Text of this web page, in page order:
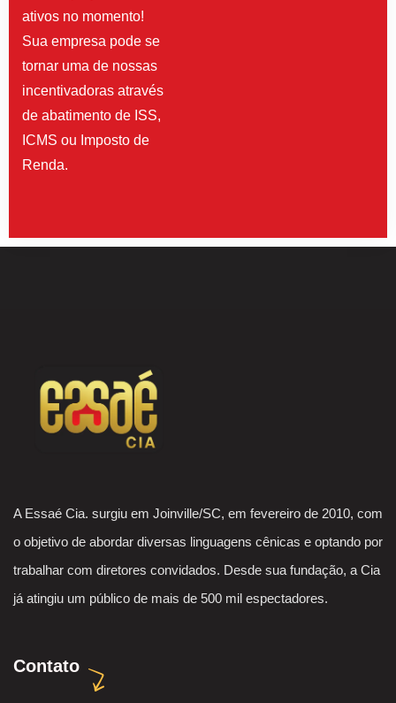
ativos no momento!
Sua empresa pode se
tornar uma de nossas
incentivadoras através
de abatimento de ISS,
ICMS ou Imposto de
Renda.
A Essaé Cia. surgiu em Joinville/SC, em fevereiro de 2010, com
o objetivo de abordar diversas linguagens cênicas e optando por
trabalhar com diretores convidados. Desde sua fundação, a Cia
já atingiu um público de mais de 500 mil espectadores.
Contato